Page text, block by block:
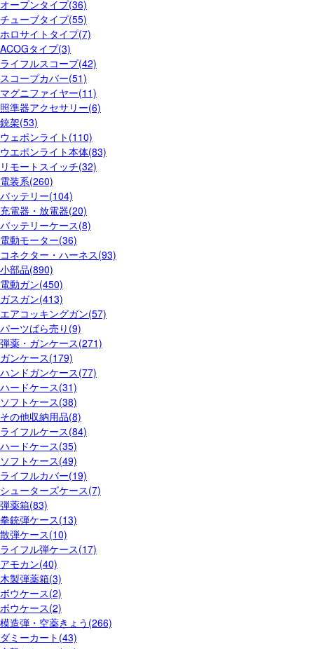
オープンタイプ(36)
チューブタイプ(55)
ホロサイトタイプ(7)
ACOGタイプ(3)
ライフルスコープ(42)
スコープカバー(51)
マグニファイヤー(11)
照準器アクセサリー(6)
銃架(53)
ウェポンライト(110)
ウエポンライト本体(83)
リモートスイッチ(32)
電装系(260)
バッテリー(104)
充電器・放電器(20)
バッテリーケース(8)
電動モーター(36)
コネクター・ハーネス(93)
小部品(890)
電動ガン(450)
ガスガン(413)
エアコッキングガン(57)
パーツばら売り(9)
弾薬・ガンケース(271)
ガンケース(179)
ハンドガンケース(77)
ハードケース(31)
ソフトケース(38)
その他収納用品(8)
ライフルケース(84)
ハードケース(35)
ソフトケース(49)
ライフルカバー(19)
シューターズケース(7)
弾薬箱(83)
拳銃弾ケース(13)
散弾ケース(10)
ライフル弾ケース(17)
アモカン(40)
木製弾薬箱(3)
ボウケース(2)
ボウケース(2)
模造弾・空薬きょう(266)
ダミーカート(43)